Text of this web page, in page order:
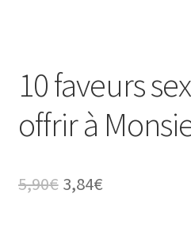
10 faveurs
offrir à
5,90€ Le
3,84€Le